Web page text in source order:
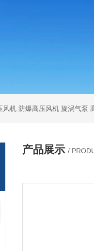
机 防爆高压风机 旋涡气泵
产品展示 /